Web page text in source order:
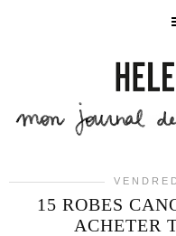
15 ROBES
ACHETER